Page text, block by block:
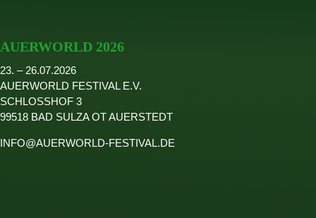
AUERWORLD 2026
23. – 26.07.2026
AUERWORLD FESTIVAL E.V.
SCHLOSSHOF 3
99518 BAD SULZA OT AUERSTEDT
INFO@AUERWORLD-FESTIVAL.DE